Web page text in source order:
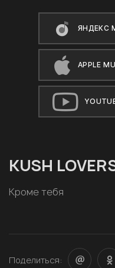
ЯНДЕКС
APPLE
KUSH
Кроме тебя
Поделиться: